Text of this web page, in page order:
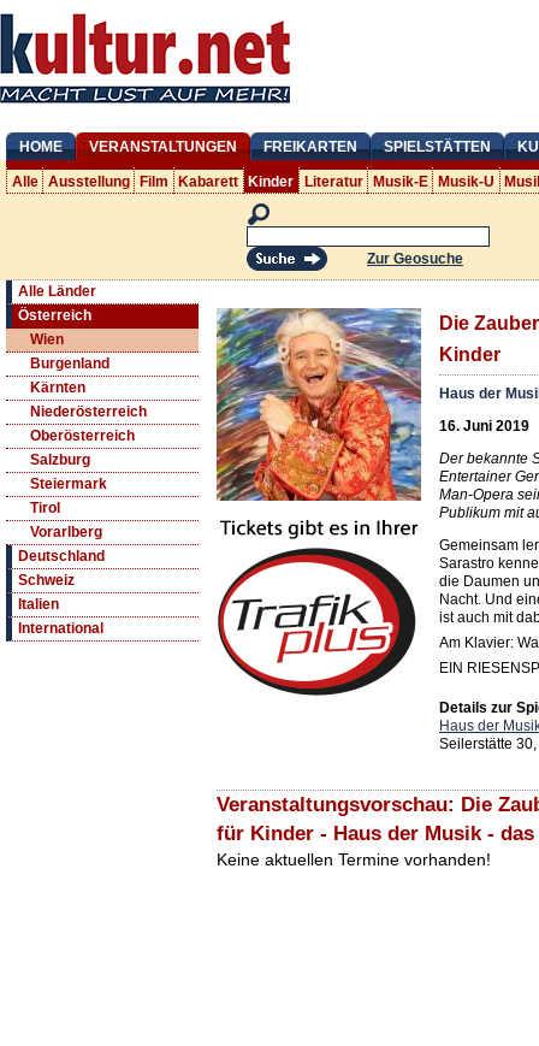
HOME VERANSTALTUNGEN FREIKARTEN SPIELSTÄTTEN
Alle Ausstellung Film Kabarett Kinder Literatur Musik-E Musik-U
Zur Geosuche
Alle Länder
Österreich
Wien
Burgenland
Kärnten
Niederösterreich
Oberösterreich
Salzburg
Steiermark
Tirol
Vorarlberg
Deutschland
Schweiz
Italien
International
Die
Kinder
Haus der
16. Juni 2019
Der bekannte
Entertainer
Man-Opera
Publikum mit
Gemeinsam
Sarastro
die Daumen
Nacht. Und
ist auch mit
Am Klavier:
EIN
Details zur
Haus der
Seilerstätte
Veranstaltungsvorschau: Die
für Kinder - Haus der Musik -
Keine aktuellen Termine vorhanden!